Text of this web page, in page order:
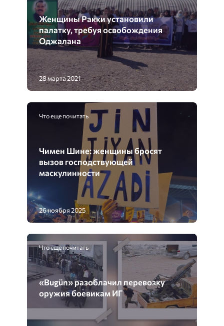
Женщины Ракки установили
палатку, требуя освобождения
Оджалана
28 марта 2021
Что еще почитать
Чимен Шине: женщины бросят
вызов господствующей
маскулинности
26 ноября 2025
Что еще почитать
«Bugün» разоблачил перевозку
оружия боевикам ИГ